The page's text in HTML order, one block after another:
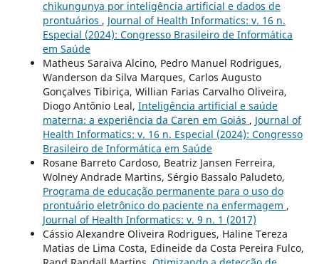
chikungunya por inteligência artificial e dados de
prontuários , Journal of Health Informatics: v. 16 n.
Especial (2024): Congresso Brasileiro de Informática
em Saúde
Matheus Saraiva Alcino, Pedro Manuel Rodrigues,
Wanderson da Silva Marques, Carlos Augusto
Gonçalves Tibiriça, Willian Farias Carvalho Oliveira,
Diogo Antônio Leal, Inteligência artificial e saúde
materna: a experiência da Caren em Goiás , Journal of
Health Informatics: v. 16 n. Especial (2024): Congresso
Brasileiro de Informática em Saúde
Rosane Barreto Cardoso, Beatriz Jansen Ferreira,
Wolney Andrade Martins, Sérgio Bassalo Paludeto,
Programa de educação permanente para o uso do
prontuário eletrônico do paciente na enfermagem ,
Journal of Health Informatics: v. 9 n. 1 (2017)
Cássio Alexandre Oliveira Rodrigues, Haline Tereza
Matias de Lima Costa, Edineide da Costa Pereira Fulco,